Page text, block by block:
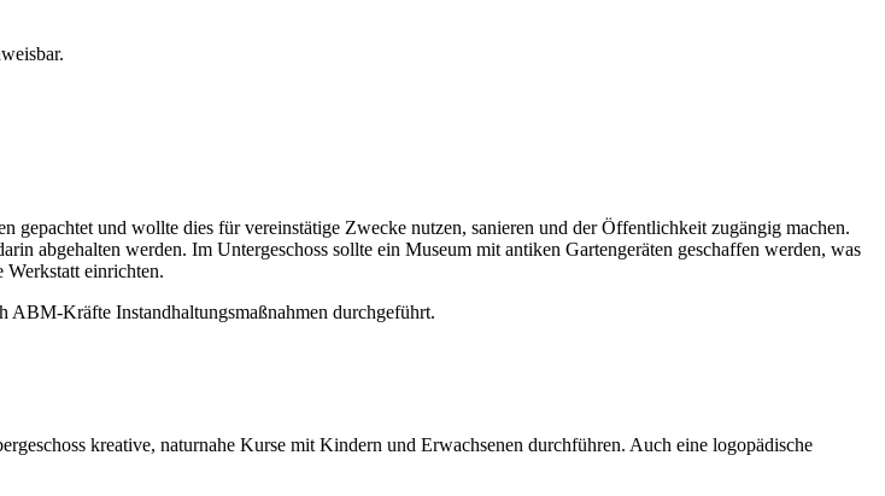
gepachtet und wollte dies für vereinstätige Zwecke nutzen, sanieren und der Öffentlichkeit zugängig machen.
abgehalten werden. Im Untergeschoss sollte ein Museum mit antiken Gartengeräten geschaffen werden, was
einrichten.
ABM-Kräfte Instandhaltungsmaßnahmen durchgeführt.
kreative, naturnahe Kurse mit Kindern und Erwachsenen durchführen. Auch eine logopädische